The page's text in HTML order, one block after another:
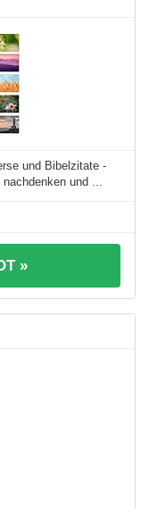
und Bibelzitate -
und ...
»